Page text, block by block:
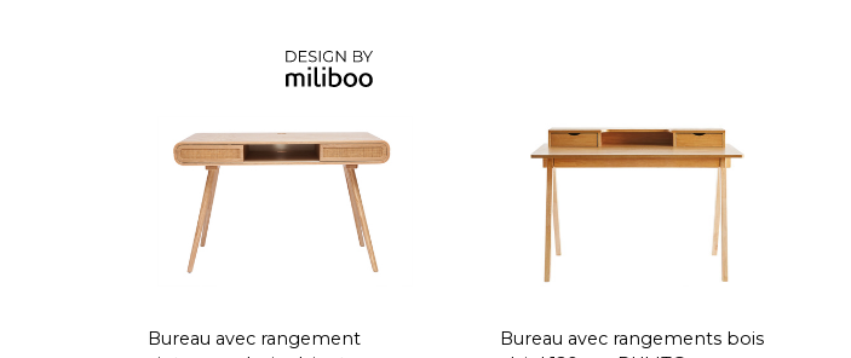
Bureau avec rangement
Bureau avec rangements bois